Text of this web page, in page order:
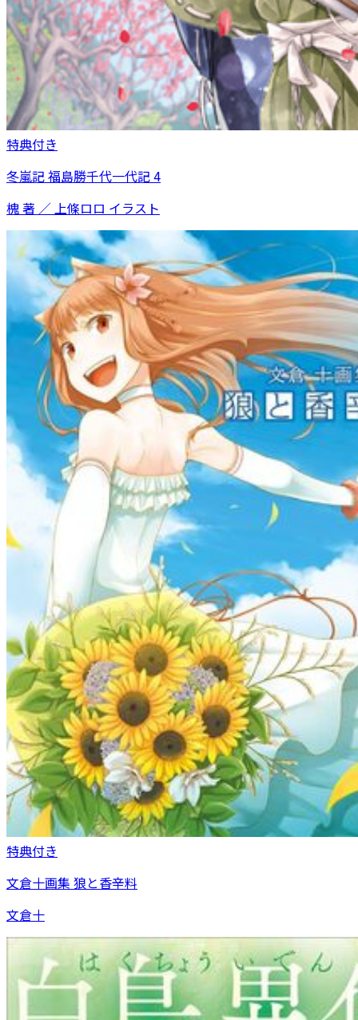
特典付き
冬嵐記 福島勝千代一代記 4
槐 著 ／ 上條ロロ イラスト
特典付き
文倉十画集 狼と香辛料
文倉十